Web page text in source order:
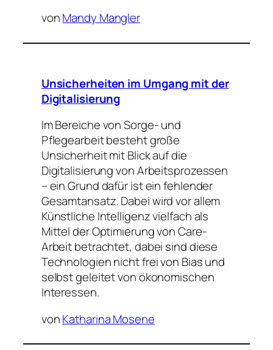
vonMandy Mangler
Unsicherheiten im Umgang mit der
Digitalisierung
Im Bereiche von Sorge- und
Pflegearbeit besteht große
Unsicherheit mit Blick auf die
Digitalisierung von Arbeitsprozessen
– ein Grund dafür ist ein fehlender
Gesamtansatz.Dabei wird vor allem
Künstliche Intelligenz vielfach als
Mittel der Optimierung von Care-
Arbeit betrachtet, dabei sind diese
Technologien nicht frei von Bias und
selbst geleitet von ökonomischen
Interessen.
vonKatharina Mosene